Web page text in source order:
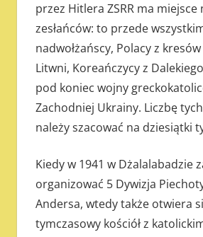
przez Hitlera ZSRR ma miejsce
zesłańców: to przede
nadwołżańscy, Polacy z
Litwni, Koreańczycy z
pod koniec wojny
Zachodniej Ukrainy. Liczbę
należy szacować na dziesiątki
Kiedy w 1941 w Dżalalabadzie
organizować 5 Dywizja
Andersa, wtedy także otwiera
tymczasowy kościół z